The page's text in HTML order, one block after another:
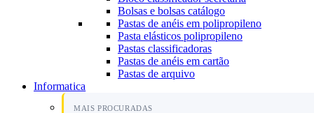
Bolsas e bolsas catálogo
Pastas de anéis em polipropileno
Pasta elásticos polipropileno
Pastas classificadoras
Pastas de anéis em cartão
Pastas de arquivo
Informatica
MAIS PROCURADAS